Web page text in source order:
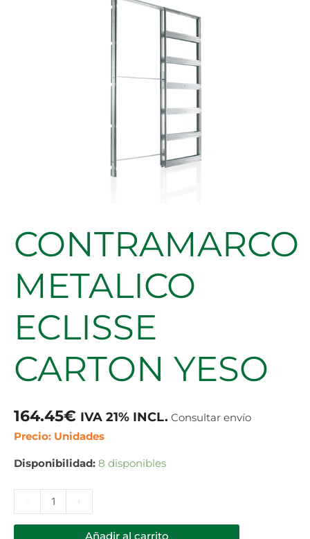
CONTRAMARCO
METALICO
ECLISSE
CARTON YESO
164.45€ IVA 21% INCL. Consultar envío
Precio: Unidades
Disponibilidad: 8 disponibles
+
Añadir al carrito